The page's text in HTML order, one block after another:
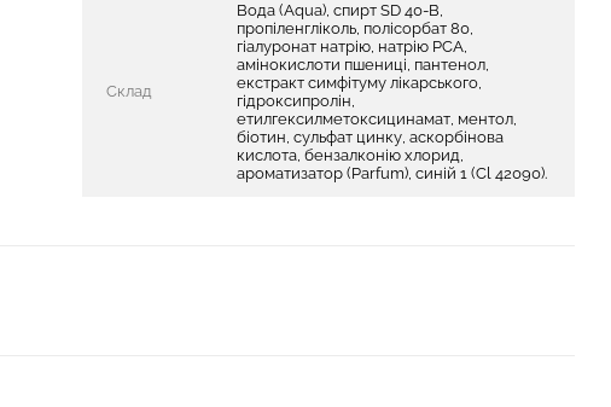
Склад
Вода (Aqua), спирт SD 40-B,
пропіленгліколь, полісорбат 80,
гіалуронат натрію, натрію PCA,
амінокислоти пшениці, пантенол,
екстракт симфітуму лікарського,
гідроксипролін,
етилгексилметоксицинамат, ментол,
біотин, сульфат цинку, аскорбінова
кислота, бензалконію хлорид,
ароматизатор (Parfum), синій 1 (Cl 42090).